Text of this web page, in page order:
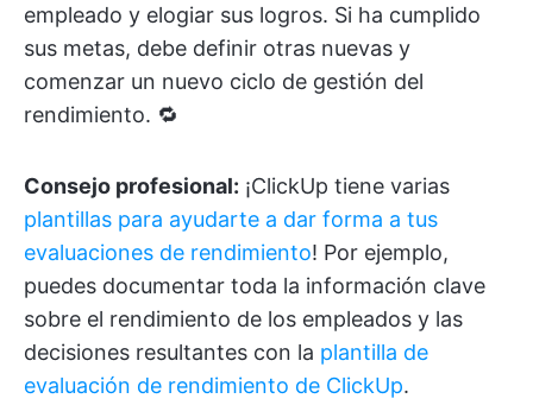
empleado y elogiar sus logros. Si ha cumplido
sus metas, debe definir otras nuevas y
comenzar un nuevo ciclo de gestión del
rendimiento. 🔁
Consejo profesional: ¡ClickUp tiene varias
plantillas para ayudarte a dar forma a tus
evaluaciones de rendimiento! Por ejemplo,
puedes documentar toda la información clave
sobre el rendimiento de los empleados y las
decisiones resultantes con la plantilla de
evaluación de rendimiento de ClickUp.